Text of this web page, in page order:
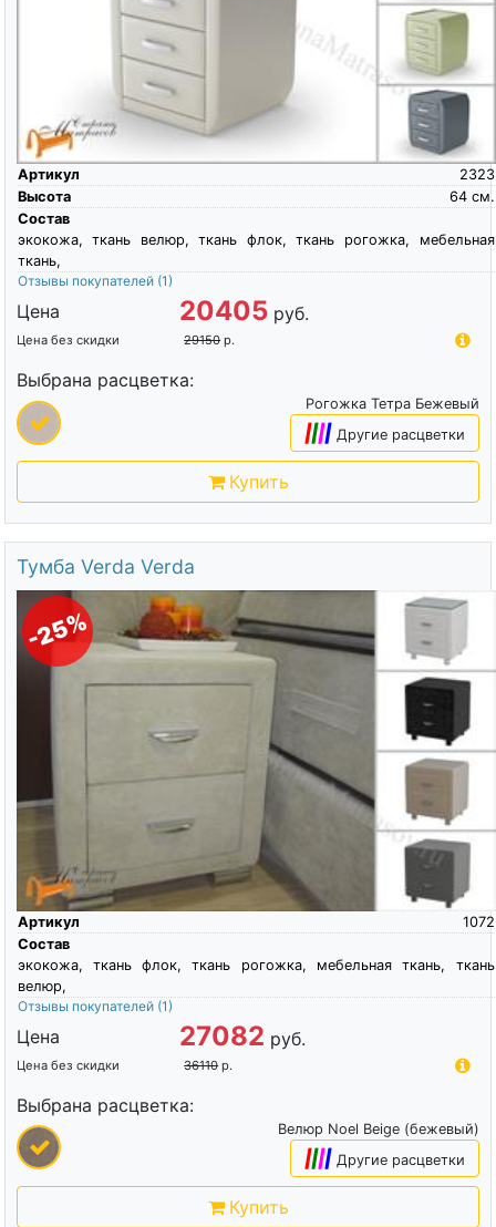
Артикул
2323
Высота
см.
64
Состав
экокожа, ткань велюр, ткань флок, ткань рогожка, мебельная
ткань,
Отзывы покупателей (1)
Цена 20405 руб.
Цена без скидки 29150 р.
Выбрана расцветка:
Рогожка Тетра Бежевый
|||| Другие расцветки
Купить
Тумба Verda Verda
-25%
Артикул
1072
Состав
экокожа, ткань флок, ткань рогожка, мебельная ткань, ткань
велюр,
Отзывы покупателей (1)
Цена 27082 руб.
Цена без скидки 36110 р.
Выбрана расцветка:
Велюр Noel Beige (бежевый)
|||| Другие расцветки
Купить